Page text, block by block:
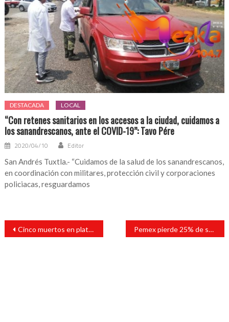
DESTACADA LOCAL
“Con retenes sanitarios en los accesos a la ciudad, cuidamos a
los sanandrescanos, ante el COVID-19”: Tavo Pére
2020/04/10 Editor
San Andrés Tuxtla.- “Cuidamos de la salud de los sanandrescanos,
en coordinación con militares, protección civil y corporaciones
policiacas, resguardamos
Navegación
entradas
Cinco muertos en plataforma: Pemex Pemex pierde 25% de su producción por explosión en plataforma